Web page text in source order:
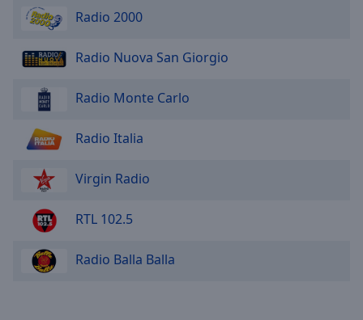
Font
Family
Dialog
dialog
window.
Radio 2000
Radio Nuova San Giorgio
Radio Monte Carlo
Radio Italia
Virgin Radio
RTL 102.5
Radio Balla Balla